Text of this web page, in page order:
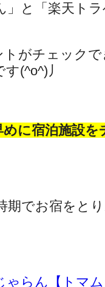
と「楽天トラ
がチェックで
(^o^)丿
に宿泊施設を
期でお宿をと
ゃらん【トマ